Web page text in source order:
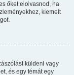
őket elolvasnod, ha
kiemelt
küldeni vagy
és egy témát egy